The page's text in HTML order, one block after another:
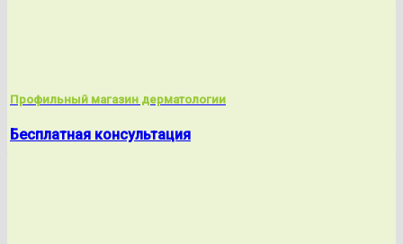
Профильный магазин дерматологии
Бесплатная консультация